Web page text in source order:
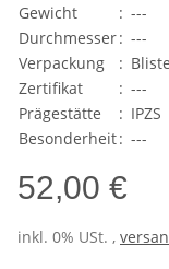
Gewicht
: ---
Durchmesser: ---
Verpackung
:
Zertifikat
: ---
Prägestätte
: IPZS
Besonderheit: ---
52,00 €
inkl. 0% USt. ,